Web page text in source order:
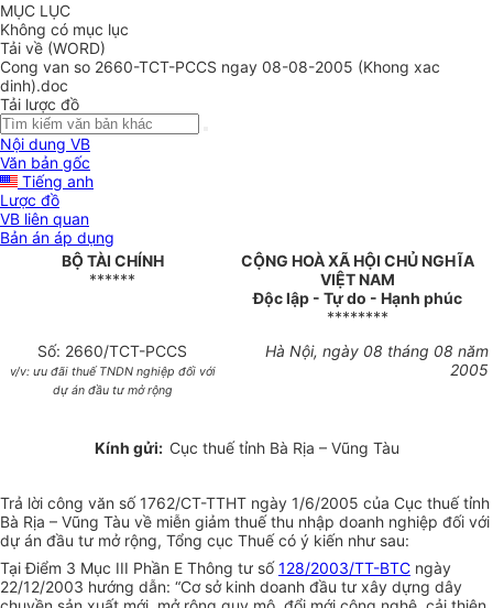
MỤC LỤC
Không có mục lục
Tải về (WORD)
Cong van so 2660-TCT-PCCS ngay 08-08-2005 (Khong xac
dinh).doc
Tải lược đồ
Nội dung VB
Văn bản gốc
Tiếng anh
Lược đồ
VB liên quan
Bản án áp dụng
BỘ TÀI CHÍNH
******
CỘNG HOÀ XÃ HỘI CHỦ NGHĨA
VIỆT NAM
Độc lập - Tự do - Hạnh phúc
********
Số: 2660/TCT-PCCS
v/v: ưu đãi thuế TNDN nghiệp đối với
dự án đầu tư mở rộng
Hà Nội, ngày 08 tháng 08 năm
2005
Kính gửi: Cục thuế tỉnh Bà Rịa – Vũng Tàu
Trả lời công văn số 1762/CT-TTHT ngày 1/6/2005 của Cục thuế tỉnh
Bà Rịa – Vũng Tàu về miễn giảm thuế thu nhập doanh nghiệp đối với
dự án đầu tư mở rộng, Tổng cục Thuế có ý kiến như sau:
Tại Điểm 3 Mục III Phần E Thông tư số128/2003/TT-BTC ngày
22/12/2003 hướng dẫn: “Cơ sở kinh doanh đầu tư xây dựng dây